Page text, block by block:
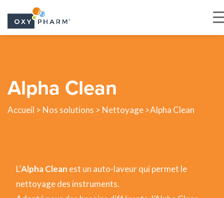
content
Alpha Clean
Accueil > Nos solutions > Nettoyage >Alpha Clean
L’Alpha Clean est un auto-laveur qui permet le
nettoyage des instruments.